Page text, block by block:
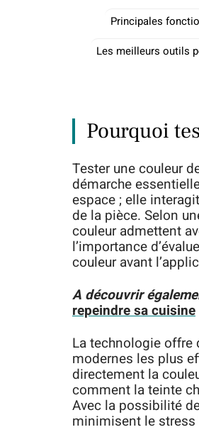
Principales
Les meilleurs outils
Pourquoi
Tester une couleur
démarche
espace ; elle
de la pièce. Selon
couleur admettent
l’importance
couleur avant
A découvrir
repeindre sa cuisine
La technologie offre
modernes les plus
directement la
comment la teinte
Avec la possibilité
minimisent le